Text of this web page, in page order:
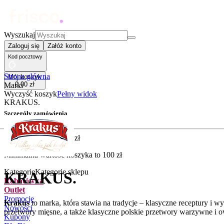
Wyszukaj
Zaloguj się Załóż konto
Kod pocztowy
Mój koszyk
0,00 zł
Wyczyść koszykPełny widok
Szczegóły zamówienia
Złóż zamówienie5,90
zł
Minimalna wartość koszyka to 100 zł
KategorieKategorie sklepu
Rabatówka
Outlet
Promocje
Nowości
Kupony
Strona główna
Marki
KRAKUS.
KRAKUS.
Krakusto marka, która stawia na tradycje – klasyczne receptury i
przetwory mięsne, a także klasyczne polskie przetwory warzywne i